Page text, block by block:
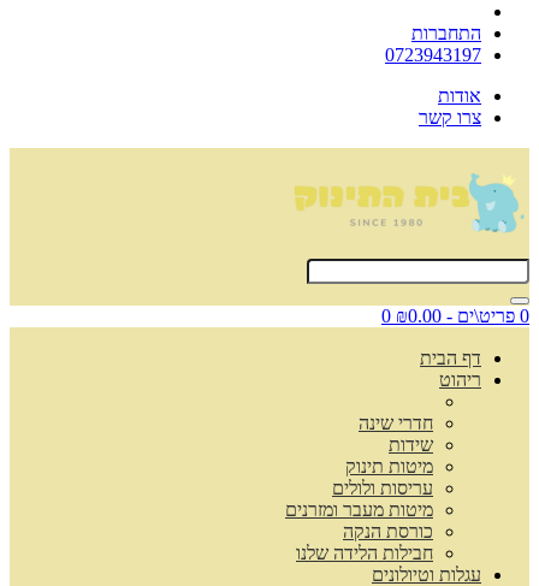
התחברות
0723943197
אודות
צרו קשר
0 פריט\ים - ₪0.00 0
דף הבית
ריהוט
חדרי שינה
שידות
מיטות תינוק
עריסות ולולים
מיטות מעבר ומזרנים
כורסת הנקה
חבילות הלידה שלנו
עגלות וטיולונים